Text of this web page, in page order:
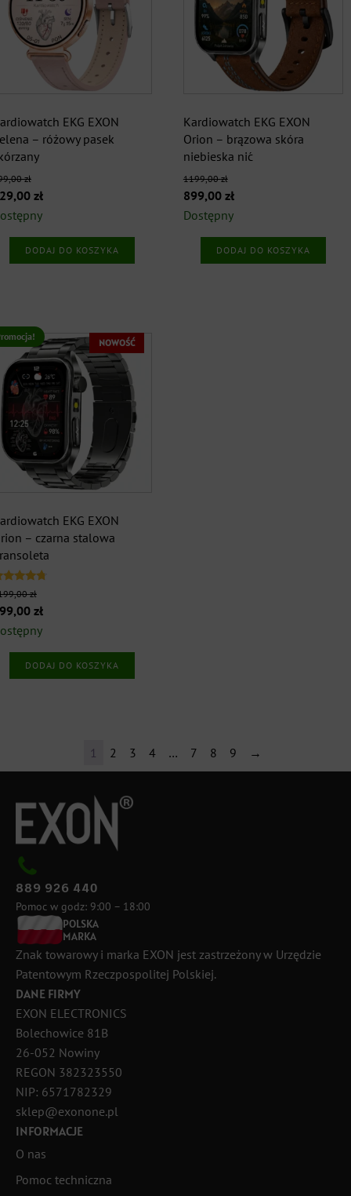
EKG EXON
– różowy pasek
zł
zł.
złAktualna
wynosi:
829,00 zł.
DODAJ DO KOSZYKA
Kardiowatch EKG EXON
Orion – brązowa skóra
niebieska nić
1199,00zł
Pierwotna
cena
wynosiła:
1199,00 zł.
899,00 złAktualna
cena
wynosi:
899,00 zł.
Dostępny
DODAJ DO KOSZYKA
EKG EXON
– czarna stalowa
5
NOWOŚĆ
zł
zł.
złAktualna
wynosi:
899,00 zł.
DODAJ DO KOSZYKA
1 2 3 4 … 7 8 9 →
889 926 440
Pomoc w godz: 9:00 – 18:00
POLSKA
MARKA
Znak towarowy i marka EXON jest zastrzeżony w Urzędzie
Patentowym Rzeczpospolitej Polskiej.
DANE FIRMY
EXON ELECTRONICS
Bolechowice 81B
26-052 Nowiny
REGON 382323550
NIP: 6571782329
sklep@exonone.pl
INFORMACJE
O nas
Pomoc techniczna